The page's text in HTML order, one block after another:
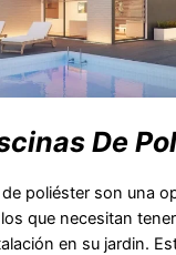
De
poliéster son una
que necesitan
en su jardin.